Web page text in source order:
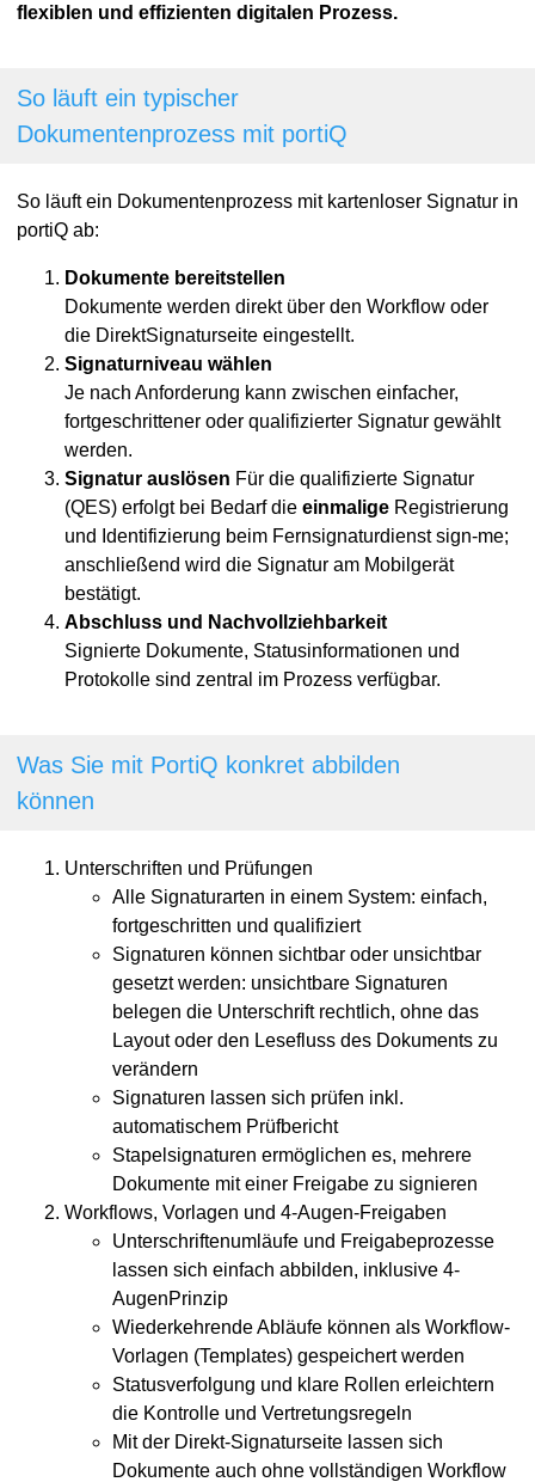
flexiblen und effizienten digitalen Prozess.
So läuft ein typischer
Dokumentenprozess mit portiQ
So läuft ein Dokumentenprozess mit kartenloser Signatur in
portiQ ab:
Dokumente bereitstellen
Dokumente werden direkt über den Workflow oder
die DirektSignaturseite eingestellt.
Signaturniveau wählen
Je nach Anforderung kann zwischen einfacher,
fortgeschrittener oder qualifizierter Signatur gewählt
werden.
Signatur auslösen Für die qualifizierte Signatur
(QES) erfolgt bei Bedarf die einmalige Registrierung
und Identifizierung beim Fernsignaturdienst sign-me;
anschließend wird die Signatur am Mobilgerät
bestätigt.
Abschluss und Nachvollziehbarkeit
Signierte Dokumente, Statusinformationen und
Protokolle sind zentral im Prozess verfügbar.
Was Sie mit PortiQ konkret abbilden
können
Unterschriften und Prüfungen
Alle Signaturarten in einem System: einfach,
fortgeschritten und qualifiziert
Signaturen können sichtbar oder unsichtbar
gesetzt werden: unsichtbare Signaturen
belegen die Unterschrift rechtlich, ohne das
Layout oder den Lesefluss des Dokuments zu
verändern
Signaturen lassen sich prüfen inkl.
automatischem Prüfbericht
Stapelsignaturen ermöglichen es, mehrere
Dokumente mit einer Freigabe zu signieren
Workflows, Vorlagen und 4-Augen-Freigaben
Unterschriftenumläufe und Freigabeprozesse
lassen sich einfach abbilden, inklusive 4-
AugenPrinzip
Wiederkehrende Abläufe können als Workflow-
Vorlagen (Templates) gespeichert werden
Statusverfolgung und klare Rollen erleichtern
die Kontrolle und Vertretungsregeln
Mit der Direkt-Signaturseite lassen sich
Dokumente auch ohne vollständigen Workflow